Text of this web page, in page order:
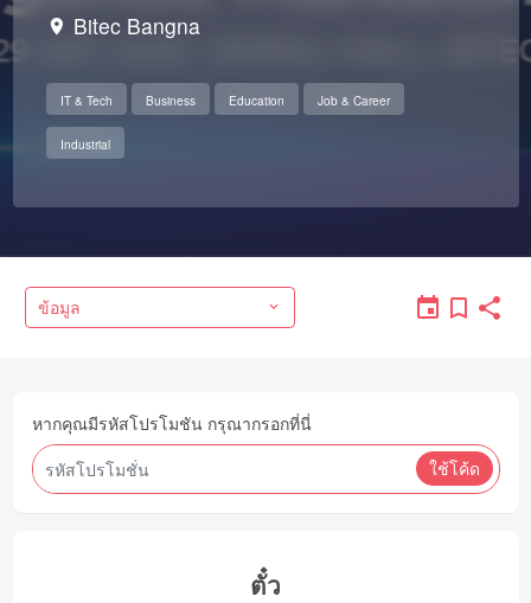
Bitec Bangna
IT & Tech Business Education Job & Career
Industrial
ข้อมูล
หากคุณมีรหัสโปรโมชัน กรุณากรอกที่นี่
ใช้โค้ด
ตั๋ว